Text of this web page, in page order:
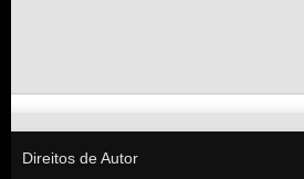
Direitos de Autor